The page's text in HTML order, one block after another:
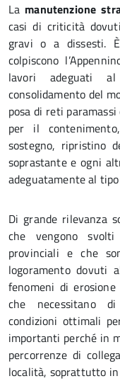
La manutenzione
casi di criticità
gravi o a dissesti.
colpiscono
lavori adeguati
consolidamento del
posa di reti
per il
sostegno, ripristino
soprastante e ogni
adeguatamente al
Di grande rilevanza
che vengono
provinciali e che
logoramento dovuti
fenomeni di
che necessitano
condizioni ottimali
importanti perché in
percorrenze di
località, soprattutto